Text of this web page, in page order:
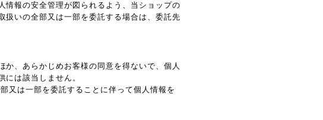
情報の安全管理が図られるよう、当ショップの
扱いの全部又は一部を委託する場合は、委託先
、あらかじめお客様の同意を得ないで、個人
は該当しません。
又は一部を委託することに伴って個人情報を